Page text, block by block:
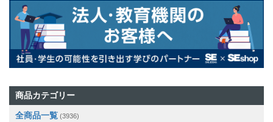
商品カテゴリー
全商品一覧 (3936)